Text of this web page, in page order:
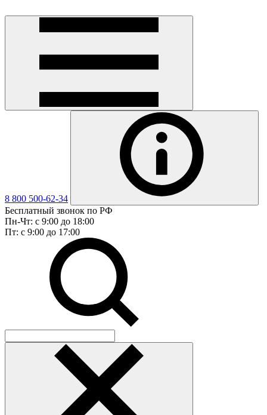
8 800 500-62-34
Бесплатный звонок по РФ
Пн-Чт: с 9:00 до 18:00
Пт: с 9:00 до 17:00